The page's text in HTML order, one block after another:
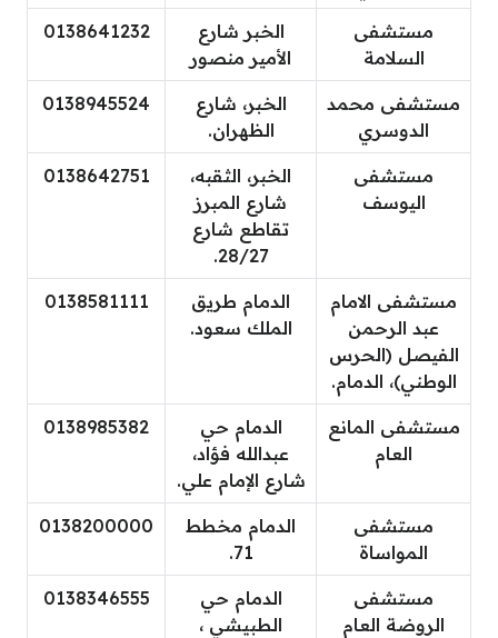
مستشفى
السلامة
الخبر شارع
الأمير منصور
0138641232
مستشفى محمد
الدوسري
الخبر، شارع
الظهران.
0138945524
مستشفى
اليوسف
الخبر، الثقبه،
شارع المبرز
تقاطع شارع
28/27.
0138642751
مستشفى الامام
عبد الرحمن
الفيصل (الحرس
الوطني)، الدمام.
الدمام طريق
الملك سعود.
0138581111
مستشفى المانع
العام
الدمام حي
عبدالله فؤاد،
شارع الإمام علي.
0138985382
مستشفى
المواساة
الدمام مخطط
71.
0138200000
مستشفى
الروضة العام
الدمام حي
الطبيشي ،
0138346555